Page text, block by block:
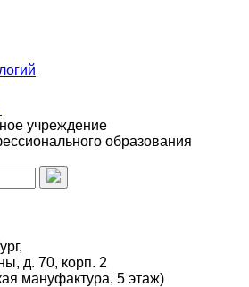
учреждение
образования
д. 70, корп. 2
мануфактура, 5 этаж)